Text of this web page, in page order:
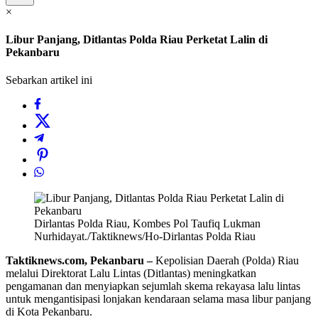
×
Libur Panjang, Ditlantas Polda Riau Perketat Lalin di
Pekanbaru
Sebarkan artikel ini
Dirlantas Polda Riau, Kombes Pol Taufiq Lukman
Nurhidayat./Taktiknews/Ho-Dirlantas Polda Riau
Taktiknews.com, Pekanbaru –Kepolisian Daerah (Polda) Riau
melalui Direktorat Lalu Lintas (Ditlantas) meningkatkan
pengamanan dan menyiapkan sejumlah skema rekayasa lalu lintas
untuk mengantisipasi lonjakan kendaraan selama masa libur panjang
di Kota Pekanbaru.